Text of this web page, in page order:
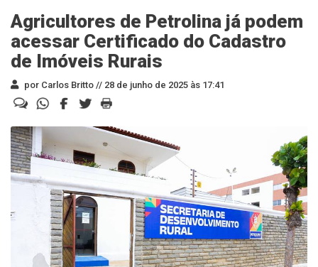
Agricultores de Petrolina já podem
acessar Certificado do Cadastro
de Imóveis Rurais
por Carlos Britto // 28 de junho de 2025 às 17:41